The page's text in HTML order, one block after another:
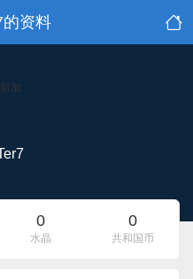
的资料
加
0
水晶
0
共和国币